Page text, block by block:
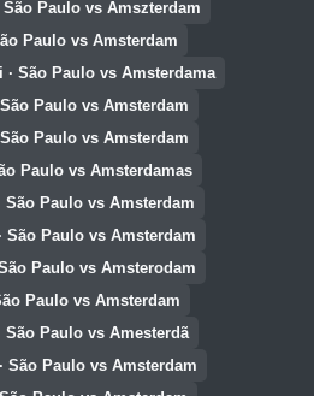
São Paulo vs Amszterdam
Paulo vs Amsterdam
· São Paulo vs Amsterdama
São Paulo vs Amsterdam
São Paulo vs Amsterdam
Paulo vs Amsterdamas
São Paulo vs Amsterdam
São Paulo vs Amsterdam
Paulo vs Amsterodam
Paulo vs Amsterdam
São Paulo vs Amesterdã
São Paulo vs Amsterdam